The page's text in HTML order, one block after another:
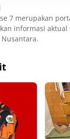
7 merupakan
informasi